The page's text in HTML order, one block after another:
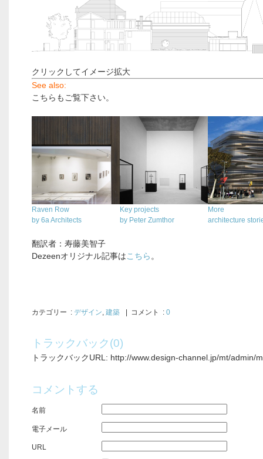
クリックしてイメージ拡大
See also:
こちらもご覧下さい。
Raven Row
by 6a Architects
Key projects
by Peter Zumthor
More
architecture
翻訳者：寿藤美智子
Dezeenオリジナル記事はこちら 。
カテゴリー : デザイン, 建築 | コメント : 0
トラックバック(0)
トラックバックURL: http://www.design-channel.jp/mt/admin/
コメントする
名前
電子メール
URL